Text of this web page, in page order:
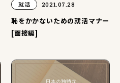
就活 2021.07.28
恥をかかないための就活マナー
[面接編]